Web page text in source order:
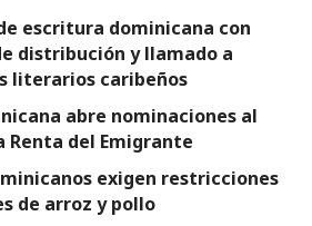
escritura dominicana con
distribución y llamado a
literarios caribeños
abre nominaciones al
Renta del Emigrante
exigen restricciones
de arroz y pollo